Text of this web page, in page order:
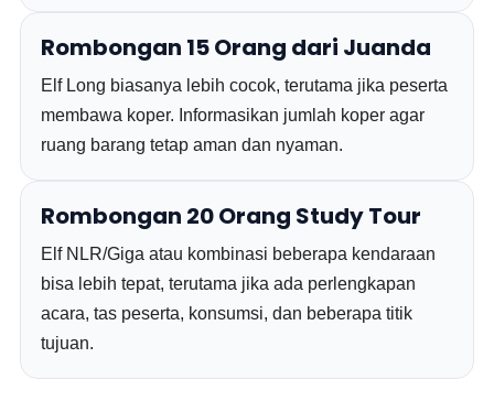
Rombongan 15 Orang dari Juanda
Elf Long biasanya lebih cocok, terutama jika peserta
membawa koper. Informasikan jumlah koper agar
ruang barang tetap aman dan nyaman.
Rombongan 20 Orang Study Tour
Elf NLR/Giga atau kombinasi beberapa kendaraan
bisa lebih tepat, terutama jika ada perlengkapan
acara, tas peserta, konsumsi, dan beberapa titik
tujuan.